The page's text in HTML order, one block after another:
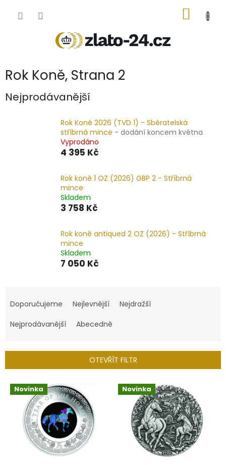
KOŠÍK
Rok Koně, Strana 2
Nejprodávanější
Rok Koně 2026 (TVD 1) - Sběratelská
stříbrná mince - dodání koncem května
Vyprodáno
4 395 Kč
Rok koně 1 OZ (2026) GBP 2 - Stříbrná
mince
Skladem
3 758 Kč
Rok koně antiqued 2 OZ (2026) - Stříbrná
mince
Skladem
7 050 Kč
a
e
í
r
o
d
Doporučujeme Nejlevnější
Nejdražší
Nejprodávanější
Abecedně
OTEVŘÍT FILTR
V Novinka Novinka